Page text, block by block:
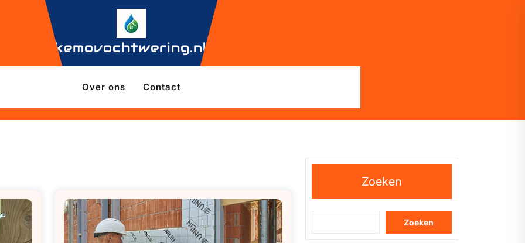
kemovochtwering.nl
Over ons Contact
Zoeken
Zoeken